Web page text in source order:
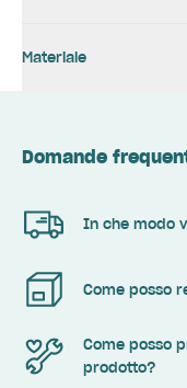
Materiale
Domande
In che modo
Come posso
Come posso
prodotto?